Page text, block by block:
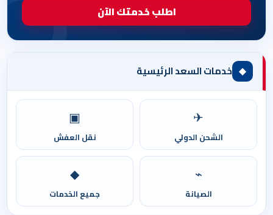
اطلب خدمتك الآن
◆ خدمات السعد الرئيسية
✈
الشحن الدولي
▣
نقل العفش
⌁
الصيانة
◆
جميع الخدمات